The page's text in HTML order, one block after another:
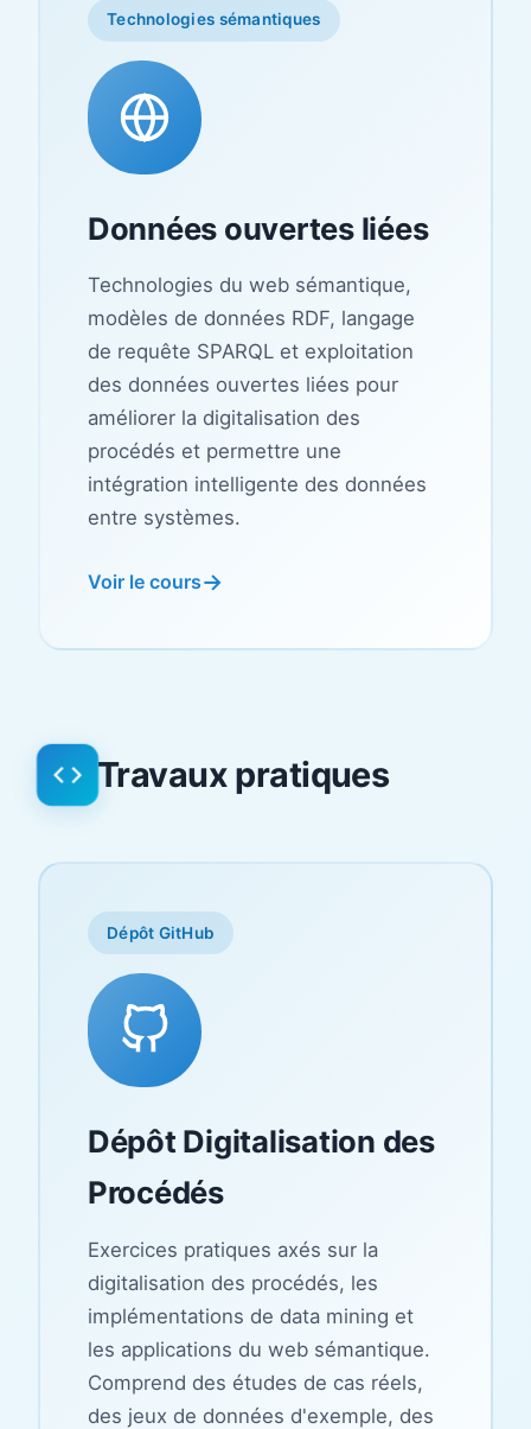
Technologies sémantiques
Données ouvertes liées
Technologies du web sémantique,
modèles de données RDF, langage
de requête SPARQL et exploitation
des données ouvertes liées pour
améliorer la digitalisation des
procédés et permettre une
intégration intelligente des données
entre systèmes.
Voir le cours
Travaux pratiques
Dépôt GitHub
Dépôt Digitalisation des
Procédés
Exercices pratiques axés sur la
digitalisation des procédés, les
implémentations de data mining et
les applications du web sémantique.
Comprend des études de cas réels,
des jeux de données d'exemple, des